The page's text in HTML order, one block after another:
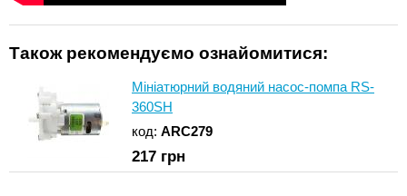
Також рекомендуємо ознайомитися:
Мініатюрний водяний насос-помпа RS-
360SH
код: ARC279
217 грн